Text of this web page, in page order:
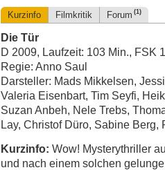
Kurzinfo Filmkritik Forum (1)
Die Tür
D 2009, Laufzeit: 103 Min., FSK
Regie: Anno Saul
Darsteller: Mads Mikkelsen,
Valeria Eisenbart, Tim Seyfi,
Suzan Anbeh, Nele Trebs,
Lay, Christof Düro, Sabine Berg,
Kurzinfo: Wow! Mysterythriller
und nach einem solchen